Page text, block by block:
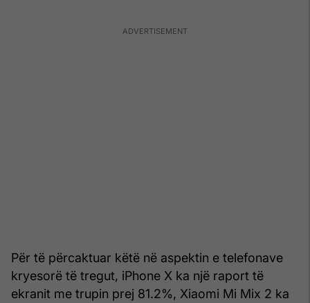
Për të përcaktuar këtë në aspektin e telefonave
kryesorë të tregut, iPhone X ka një raport të
ekranit me trupin prej 81.2%, Xiaomi Mi Mix 2 ka